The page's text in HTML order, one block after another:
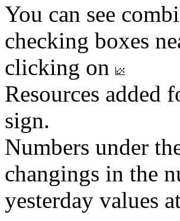
You can see
checking boxes
clicking on
Resources added
sign.
Numbers under
changings in the
yesterday values